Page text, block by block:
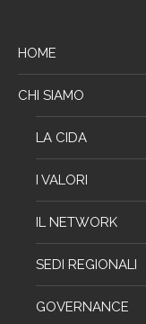
HOME
CHI SIAMO
LA CIDA
I VALORI
IL NETWORK
SEDI REGIONALI
GOVERNANCE